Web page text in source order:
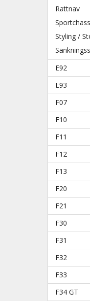
Rattnav
Styling /
E92
E93
F07
F10
F11
F12
F13
F20
F21
F30
F31
F32
F33
F34 GT